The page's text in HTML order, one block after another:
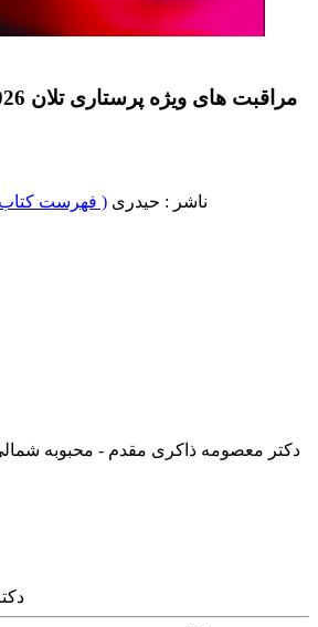
مراقبت های ویژه پرستاری تلان 2026 جلد اول مقدمات
ناشر : حیدری ( فهرست کتاب
دکتر معصومه ذاکری مقدم - محبوبه شمالی